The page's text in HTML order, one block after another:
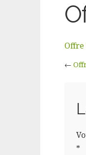
Offre
←
*